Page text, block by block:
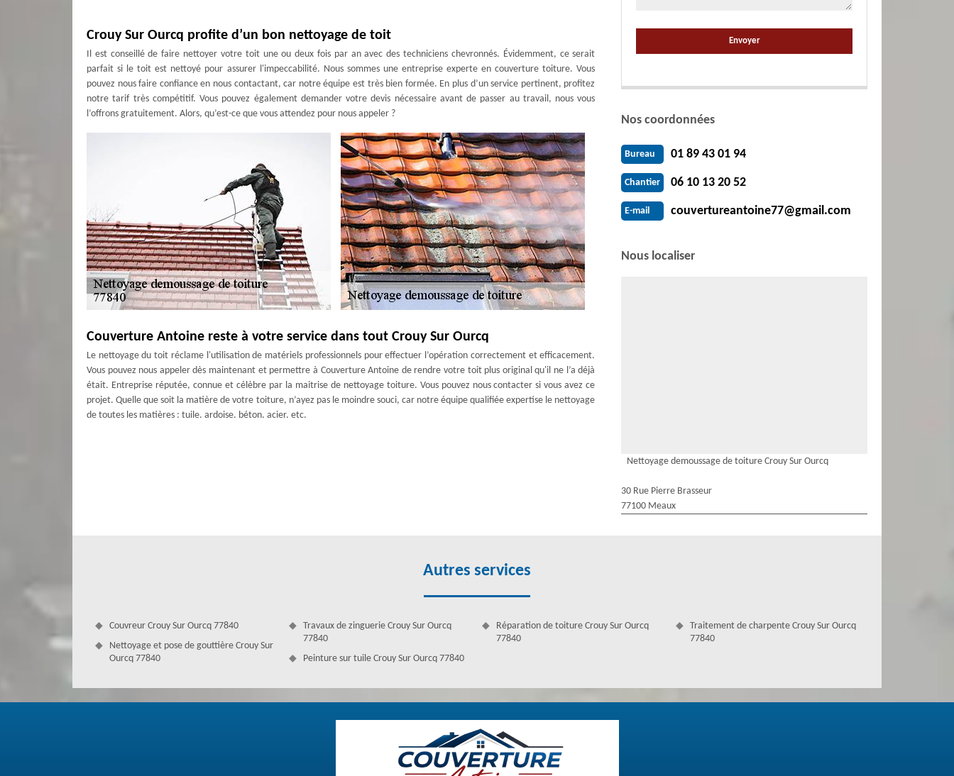
Crouy Sur Ourcq profite d’un bon nettoyage de toit
Il est conseillé de faire nettoyer votre toit une ou deux fois par an avec des techniciens chevronnés. Évidemment, ce serait
parfait si le toit est nettoyé pour assurer l'impeccabilité. Nous sommes une entreprise experte en couverture toiture. Vous
pouvez nous faire confiance en nous contactant, car notre équipe est très bien formée. En plus d’un service pertinent, profitez
notre tarif très compétitif. Vous pouvez également demander votre devis nécessaire avant de passer au travail, nous vous
l’offrons gratuitement. Alors, qu’est-ce que vous attendez pour nous appeler ?
Couverture Antoine reste à votre service dans tout Crouy Sur Ourcq
Le nettoyage du toit réclame l'utilisation de matériels professionnels pour effectuer l’opération correctement et efficacement.
Vous pouvez nous appeler dès maintenant et permettre à Couverture Antoine de rendre votre toit plus original qu'il ne l’a déjà
était. Entreprise réputée, connue et célèbre par la maitrise de nettoyage toiture. Vous pouvez nous contacter si vous avez ce
projet. Quelle que soit la matière de votre toiture, n’ayez pas le moindre souci, car notre équipe qualifiée expertise le nettoyage
de toutes les matières : tuile, ardoise, béton, acier, etc.
Un démoussage doit être réalisé par des pros pour garantir le bon état de votre toiture. Au cours de l'intervention, nous
Nos coordonnées
Bureau 01 89 43 01 94
Chantier 06 10 13 20 52
E-mail couvertureantoine77@gmail.com
Nous localiser
Nettoyage demoussage de toiture Crouy Sur Ourcq
30 Rue Pierre Brasseur
77100 Meaux
Autres services
Couvreur Crouy Sur Ourcq 77840
Nettoyage et pose de gouttière Crouy Sur
Ourcq 77840
Travaux de zinguerie Crouy Sur Ourcq
77840
Peinture sur tuile Crouy Sur Ourcq 77840
Réparation de toiture Crouy Sur Ourcq
77840
Traitement de charpente Crouy Sur Ourcq
77840